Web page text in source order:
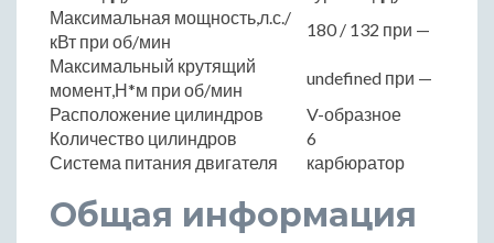
Максимальная мощность,л.с./
кВт при об/мин
180 / 132 при —
Максимальный крутящий
момент,Н*м при об/мин
undefined при —
Расположение цилиндров
V-образное
Количество цилиндров
6
Система питания двигателя
карбюратор
Общая информация